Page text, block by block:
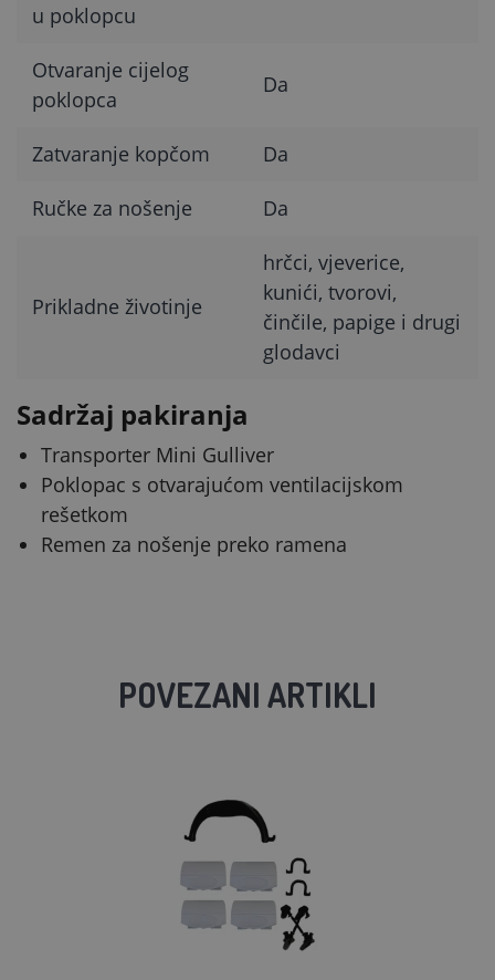
u poklopcu
Otvaranje cijelog
poklopca
Da
Zatvaranje kopčom Da
Ručke za nošenje Da
Prikladne životinje
hrčci, vjeverice,
kunići, tvorovi,
činčile, papige i drugi
glodavci
Sadržaj pakiranja
Transporter Mini Gulliver
Poklopac s otvarajućom ventilacijskom
rešetkom
Remen za nošenje preko ramena
POVEZANI ARTIKLI